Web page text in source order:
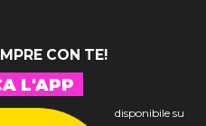
CON TE!
L'APP
disponibile su